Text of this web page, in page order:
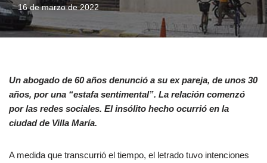
16 de marzo de 2022
Un abogado de 60 años denunció a su ex pareja, de unos 30
años, por una “estafa sentimental”. La relación comenzó
por las redes sociales. El insólito hecho ocurrió en la
ciudad de Villa María.
A medida que transcurrió el tiempo, el letrado tuvo intenciones